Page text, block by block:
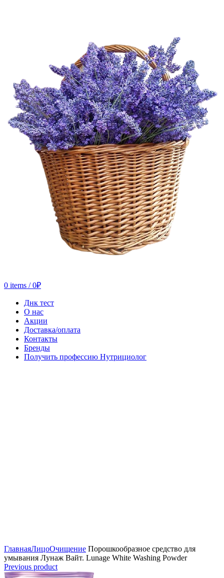
0 items / 0₽
Днк тест
О нас
Акции
Доставка/оплата
Контакты
Бренды
Получить профессию Нутрициолог
ГлавнаяЛицоОчищение Порошкообразное средство для
умывания Лунаж Вайт. Lunage White Washing Powder
Previous product